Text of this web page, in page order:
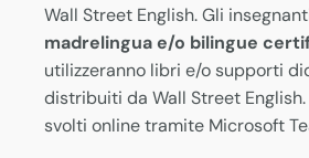
Wall Street English. Gli
madrelingua e/o bilingue
utilizzeranno libri e/o supporti
distribuiti da Wall Street
svolti online tramite Microsoft